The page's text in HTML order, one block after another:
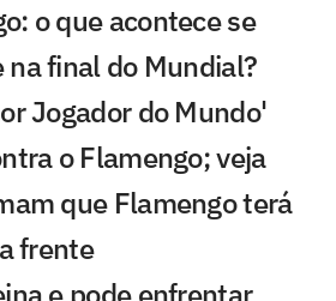
o que acontece se
final do Mundial?
Jogador do Mundo'
o Flamengo; veja
que Flamengo terá
frente